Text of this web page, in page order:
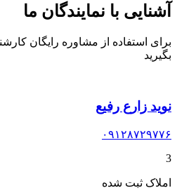
آشنایی با نمایندگان ما
برای استفاده از مشاوره رایگان
بگیرید
نوید زارع رفیع
۰۹۱۲۸۷۲۹۷۷۶
3
املاک ثبت شده